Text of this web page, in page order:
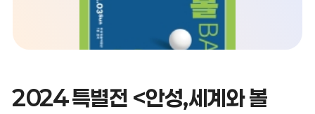
2024 특별전 <안성,세계와 볼